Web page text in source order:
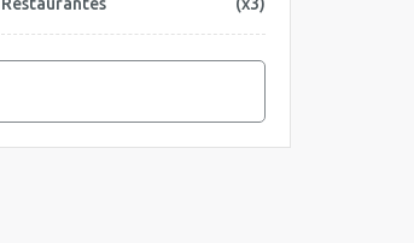
Restaurantes (x3)